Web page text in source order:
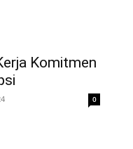
Komitmen
0